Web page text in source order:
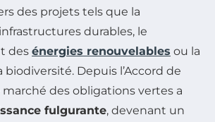
des projets tels que la
durables, le
des énergies renouvelables ou la
Depuis l’Accord de
marché des obligations vertes a
fulgurante, devenant un